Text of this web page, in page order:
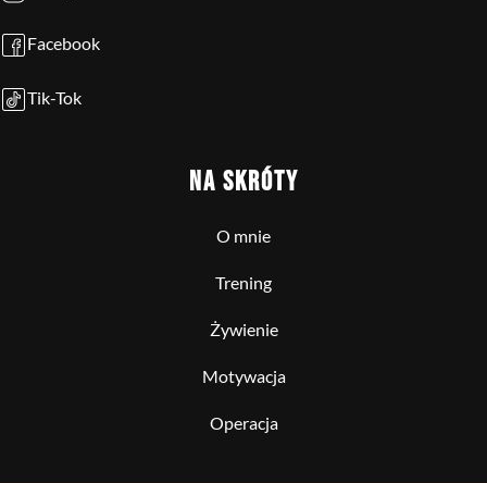
Facebook
Tik-Tok
NA SKRÓTY
O mnie
Trening
Żywienie
Motywacja
Operacja